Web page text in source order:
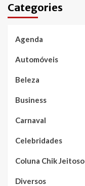
Categories
Agenda
Automóveis
Beleza
Business
Carnaval
Celebridades
Coluna Chik Jeitoso
Diversos